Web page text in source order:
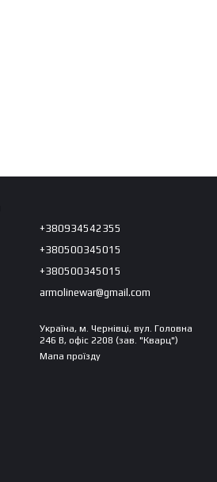
+380934542355
+380500345015
+380500345015
armolinewar@gmail.com
Україна, м. Чернівці, вул. Головна
246 В, офіс 2208 (зав. "Кварц")
Мапа проїзду